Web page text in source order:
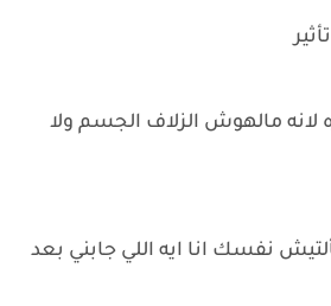
لانه مالهوش الزلاف الجسم ولا
نفسك انا ايه اللي جابني بعد